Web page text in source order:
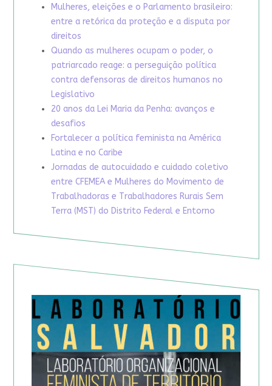
Mulheres, eleições e o Parlamento brasileiro:
entre a retórica da proteção e a disputa por
direitos
Quando as mulheres ocupam o poder, o
patriarcado reage: a perseguição política
contra defensoras de direitos humanos no
Legislativo
20 anos da Lei Maria da Penha: avanços e
desafios
Fortalecer a política feminista na América
Latina e no Caribe
Jornadas de autocuidado e cuidado coletivo
entre CFEMEA e Mulheres do Movimento de
Trabalhadoras e Trabalhadores Rurais Sem
Terra (MST) do Distrito Federal e Entorno